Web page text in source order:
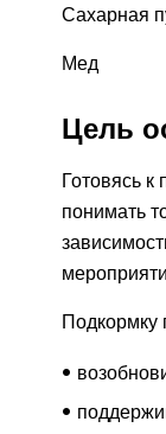
Сахарная
Мед
Цель
Готовясь
понимать
Подкормку